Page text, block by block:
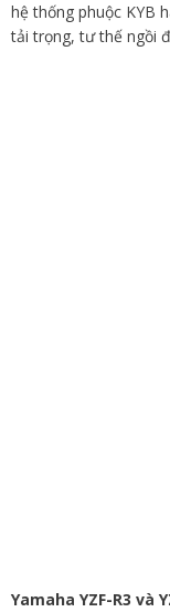
hệ thống phuộc KYB
tải trọng, tư thế ngồi
Yamaha YZF-R3 và